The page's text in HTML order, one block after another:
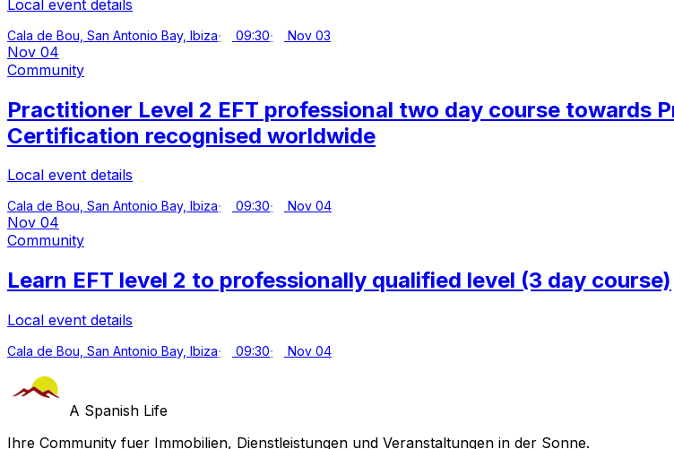
Local event details
Cala de Bou, San Antonio Bay, Ibiza 09:30 Nov 03
Nov 04
Community
Practitioner Level 2 EFT professional two day course towards
Certification recognised worldwide
Local event details
Cala de Bou, San Antonio Bay, Ibiza 09:30 Nov 04
Nov 04
Community
Learn EFT level 2 to professionally qualified level (3 day course)
Local event details
Cala de Bou, San Antonio Bay, Ibiza 09:30 Nov 04
A Spanish Life
Ihre Community fuer Immobilien, Dienstleistungen und Veranstaltungen in der Sonne.